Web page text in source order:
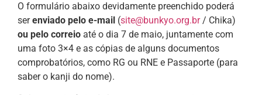
O formulário abaixo devidamente preenchido poderá
serenviado pelo e-mail (site@bunkyo.org.br/ Chika)
ou pelo correio até o dia 7 de maio, juntamente com
uma foto 3×4 e as cópias de alguns documentos
comprobatórios, como RG ou RNE e Passaporte (para
saber o kanji do nome).